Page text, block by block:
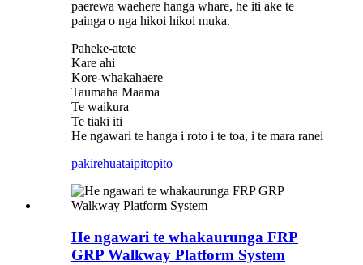
paerewa waehere hanga whare, he iti ake te
painga o nga hikoi hikoi muka.
Paheke-ātete
Kare ahi
Kore-whakahaere
Taumaha Maama
Te waikura
Te tiaki iti
He ngawari te hanga i roto i te toa, i te mara ranei
pakirehuataipitopito
He ngawari te whakaurunga FRP
GRP Walkway Platform System